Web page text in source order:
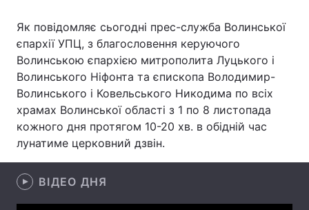
Головна Війна
Україна
Як повідомляє сьогодні прес-служба Волинської
єпархії УПЦ, з благословення керуючого
Волинською єпархією митрополита Луцького і
Волинського Ніфонта та єпископа Володимир-
Волинського і Ковельського Никодима по всіх
храмах Волинської області з 1 по 8 листопада
кожного дня протягом 10-20 хв. в обідній час
лунатиме церковний дзвін.
ВІДЕО ДНЯ